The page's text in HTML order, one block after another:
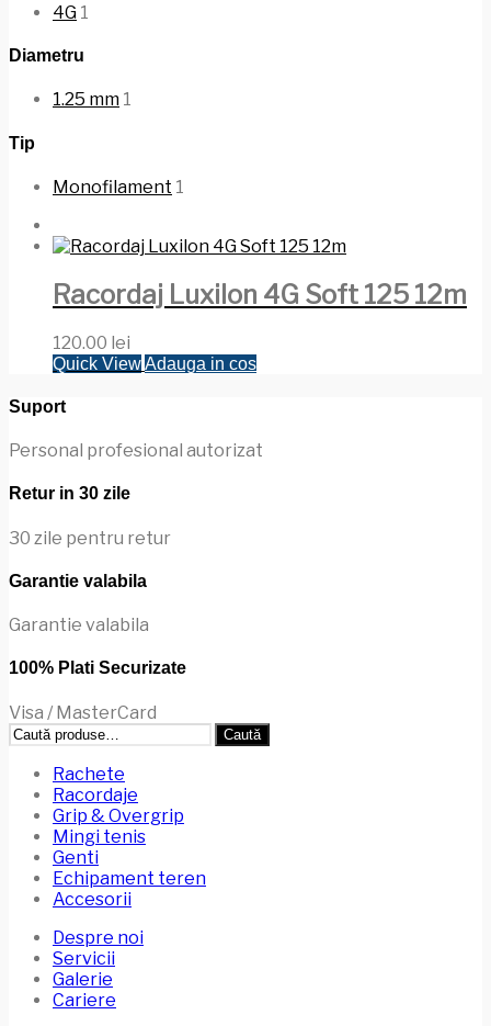
4G 1
Diametru
1.25 mm 1
Tip
Monofilament 1
Racordaj Luxilon 4G Soft 125 12m
120.00 lei
Quick ViewAdauga in cos
Suport
Personal profesional autorizat
Retur in 30 zile
30 zile pentru retur
Garantie valabila
Garantie valabila
100% Plati Securizate
Visa / MasterCard
Caută
după:
Caută
Rachete
Racordaje
Grip & Overgrip
Mingi tenis
Genti
Echipament teren
Accesorii
Despre noi
Servicii
Galerie
Cariere